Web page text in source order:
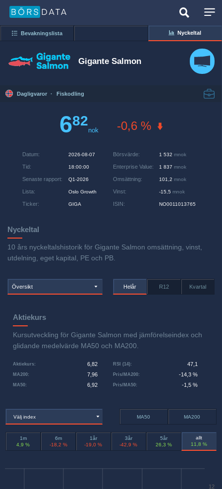
Bevakningslista Nyckeltal
Gigante Salmon
Dagligvaror · Fiskodling
682
nok -0,6 %
Datum: 2026-08-07
Tid: 18:00:00
Senaste rapport: Q1-2026
Lista: Oslo Growth
Ticker: GIGA
Börsvärde: 1 532 mnok
Enterprise Value: 1 837 mnok
Omsättning: 101,2 mnok
Vinst: -15,5 mnok
ISIN: NO0011013765
Nyckeltal
10 års nyckeltalshistorik för Gigante Salmon omsättning, vinst,
utdelning, eget kapital, PE och PB.
Översikt Helår R12 Kvartal
Aktiekurs
Kursutveckling för Gigante Salmon med jämförelseindex och
glidande medelvärde MA50 och MA200.
Aktiekurs: 6,82
MA50: 6,92
MA200: 7,96 Pris/MA200: -14,3 %
RSI (14): 47,1
Pris/MA50: -1,5 %
Välj index MA50 MA200
1m
4,9 %
6m
-18,2 %
1år
-19,0 %
3år
-42,9 %
5år
26,3 %
allt
11,8 %
12